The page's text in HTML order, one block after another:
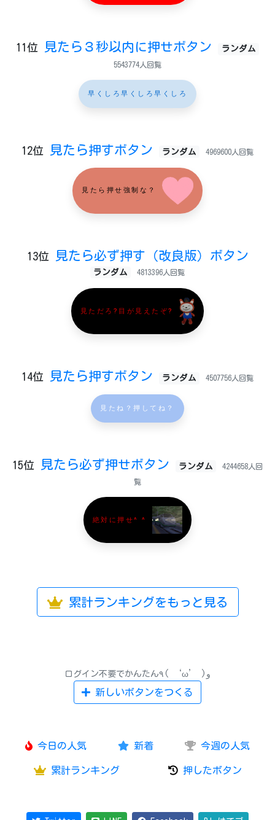
11位 見たら３秒以内に押せボタン ランダム
5543774人回覧
早くしろ早くしろ早くしろ
12位 見たら押すボタン ランダム 4969600人回覧
見たら押せ強制な？
13位 見たら必ず押す（改良版）ボタン
ランダム 4813396人回覧
見ただろ?目が見えたぞ?
14位 見たら押すボタン ランダム 4507756人回覧
見たね？押してね？
15位 見たら必ず押せボタン ランダム 4244658人回
覧
絶対に押せ^ ^
累計ランキングをもっと見る
ログイン不要でかんたん٩( ‘ω’ )و
新しいボタンをつくる
今日の人気 新着 今週の人気
累計ランキング 押したボタン